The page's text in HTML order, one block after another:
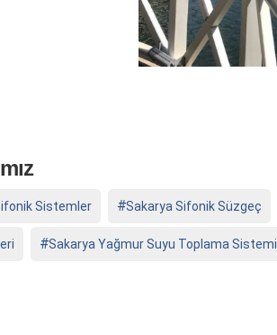
Sistemler Sakarya Sifonik Süzgeç
Sakarya Yağmur Suyu Toplama Sistemi